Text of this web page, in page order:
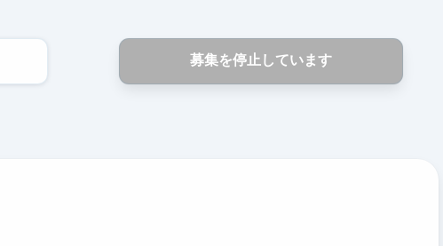
募集を停止しています